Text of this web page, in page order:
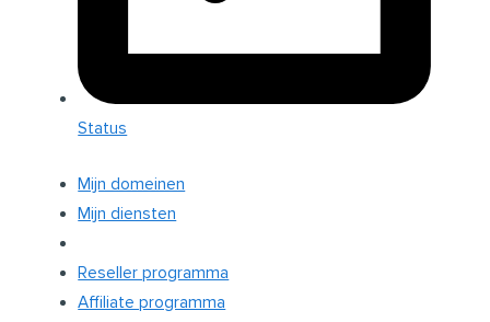
Status
Mijn domeinen
Mijn diensten
Reseller programma
Affiliate programma